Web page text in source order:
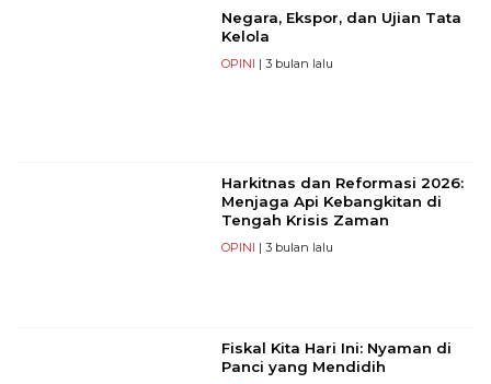
Negara, Ekspor, dan Ujian Tata
Kelola
OPINI | 3 bulan lalu
Harkitnas dan Reformasi 2026:
Menjaga Api Kebangkitan di
Tengah Krisis Zaman
OPINI | 3 bulan lalu
Fiskal Kita Hari Ini: Nyaman di
Panci yang Mendidih